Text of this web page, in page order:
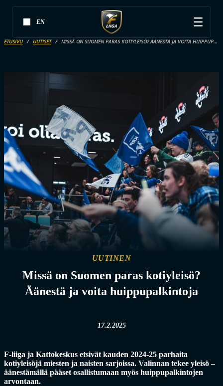
EN
ETUSIVU UUTISET MISSÄ ON SUOMEN PARAS KOTIYLEISÖ? ÄÄNESTÄ JA VOITA HUIPPUPALKINTOJA
UUTINEN
Missä on Suomen paras kotiyleisö?
Äänestä ja voita huippupalkintoja
17.2.2025
F-liiga ja Kattokeskus etsivät kauden 2024-25 parhaita
kotiyleisöjä miesten ja naisten sarjoissa. Valinnan tekee yleisö –
äänestämällä pääset osallistumaan myös huippupalkintojen
arvontaan.